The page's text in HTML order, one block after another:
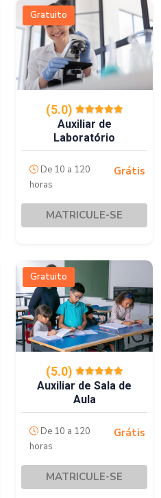
Gratuito
(5.0)
Auxiliar de
Laboratório
De 10 a 120
horas
Grátis
MATRICULE-SE
Gratuito
(5.0)
Auxiliar de Sala de
Aula
De 10 a 120
horas
Grátis
MATRICULE-SE